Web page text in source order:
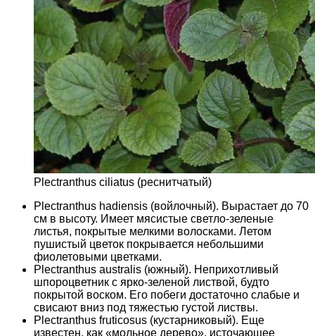
Plectranthus ciliatus (реснитчатый)
Plectranthus hadiensis (войлочный). Вырастает до 70
см в высоту. Имеет мясистые светло-зеленые
листья, покрытые мелкими волосками. Летом
пушистый цветок покрывается небольшими
фиолетовыми цветками.
Plectranthus australis (южный). Неприхотливый
шпороцветник с ярко-зеленой листвой, будто
покрытой воском. Его побеги достаточно слабые и
свисают вниз под тяжестью густой листвы.
Plectranthus fruticosus (кустарниковый). Еще
известен, как «мольное дерево», источающее